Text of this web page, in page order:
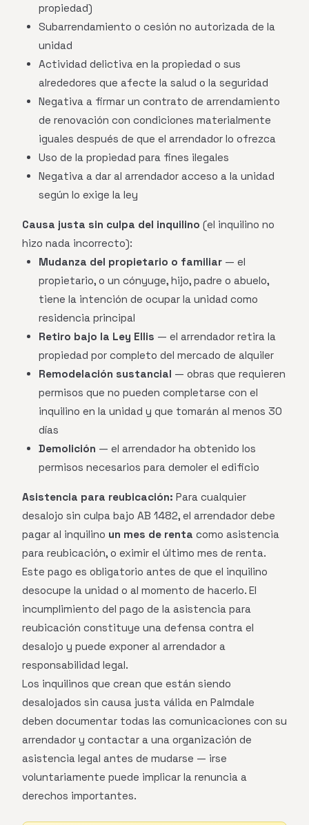
propiedad)
Subarrendamiento o cesión no autorizada de la
unidad
Actividad delictiva en la propiedad o sus
alrededores que afecte la salud o la seguridad
Negativa a firmar un contrato de arrendamiento
de renovación con condiciones materialmente
iguales después de que el arrendador lo ofrezca
Uso de la propiedad para fines ilegales
Negativa a dar al arrendador acceso a la unidad
según lo exige la ley
Causa justa sin culpa del inquilino (el inquilino no
hizo nada incorrecto):
Mudanza del propietario o familiar — el
propietario, o un cónyuge, hijo, padre o abuelo,
tiene la intención de ocupar la unidad como
residencia principal
Retiro bajo la Ley Ellis — el arrendador retira la
propiedad por completo del mercado de alquiler
Remodelación sustancial — obras que requieren
permisos que no pueden completarse con el
inquilino en la unidad y que tomarán al menos 30
días
Demolición — el arrendador ha obtenido los
permisos necesarios para demoler el edificio
Asistencia para reubicación: Para cualquier
desalojo sin culpa bajo AB 1482, el arrendador debe
pagar al inquilino un mes de renta como asistencia
para reubicación, o eximir el último mes de renta.
Este pago es obligatorio antes de que el inquilino
desocupe la unidad o al momento de hacerlo. El
incumplimiento del pago de la asistencia para
reubicación constituye una defensa contra el
desalojo y puede exponer al arrendador a
responsabilidad legal.
Los inquilinos que crean que están siendo
desalojados sin causa justa válida en Palmdale
deben documentar todas las comunicaciones con su
arrendador y contactar a una organización de
asistencia legal antes de mudarse — irse
voluntariamente puede implicar la renuncia a
derechos importantes.